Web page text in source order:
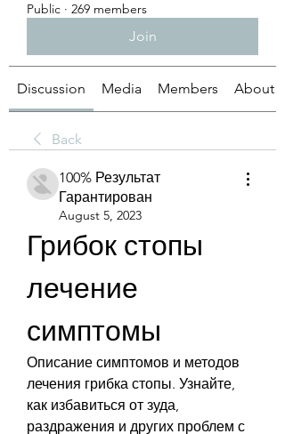
Public · 269 members
Join
Discussion Media Members About
Back
100% Результат
Гарантирован
August 5, 2023
Грибок стопы
лечение
симптомы
Описание симптомов и методов
лечения грибка стопы. Узнайте,
как избавиться от зуда,
раздражения и других проблем с